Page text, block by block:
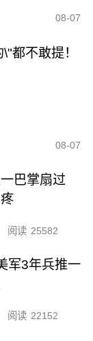
08-07
都不敢提！
08-07
巴掌扇过
阅读 25582
军3年兵推一
阅读 22152